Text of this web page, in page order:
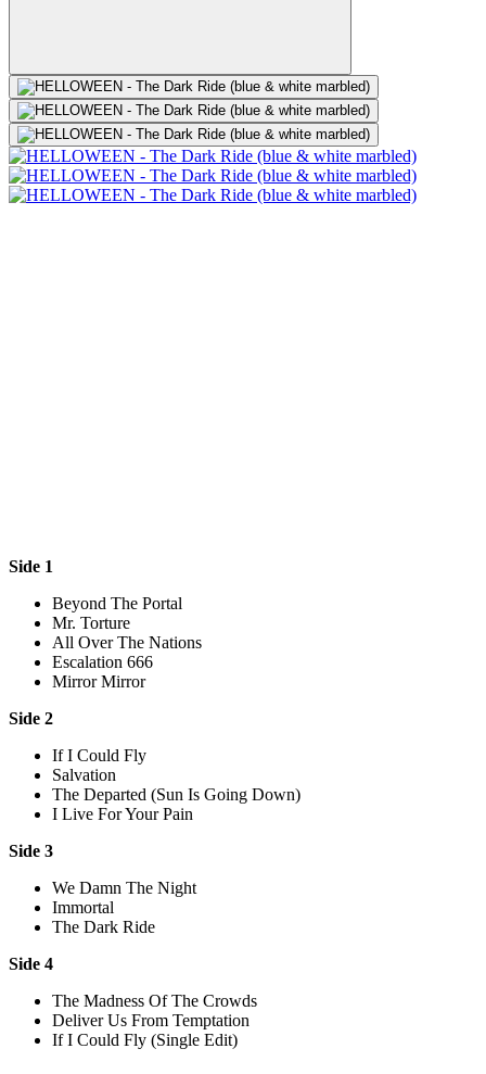
Side 1
Beyond The Portal
Mr. Torture
All Over The Nations
Escalation 666
Mirror Mirror
Side 2
If I Could Fly
Salvation
The Departed (Sun Is Going Down)
I Live For Your Pain
Side 3
We Damn The Night
Immortal
The Dark Ride
Side 4
The Madness Of The Crowds
Deliver Us From Temptation
If I Could Fly (Single Edit)